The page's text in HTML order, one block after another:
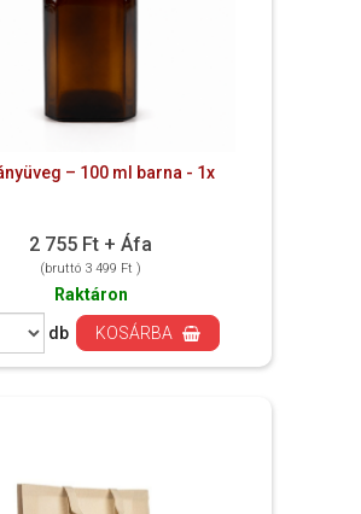
– 100 ml barna - 1x
2 755 Ft + Áfa
(bruttó 3 499 Ft )
Raktáron
db
KOSÁRBA